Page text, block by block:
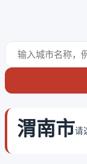
渭南市请